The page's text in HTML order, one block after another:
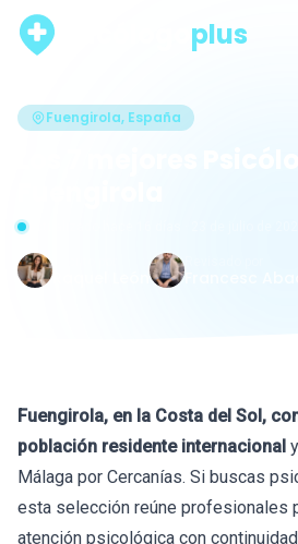
plus
Fuengirola, España
Actualizado hace 16 días · 23 de julio de 2026
Fuengirola, en la Costa del Sol,
población residente internacional
Málaga por Cercanías. Si buscas
esta selección reúne profesionales
atención psicológica con